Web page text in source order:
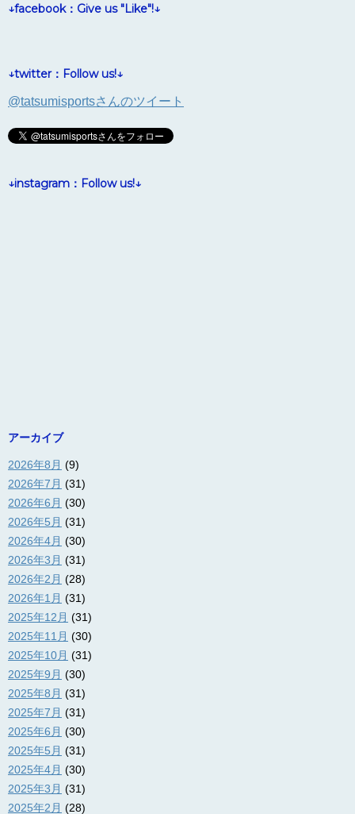
↓facebook：Give us "Like"!↓
↓twitter：Follow us!↓
@tatsumisportsさんのツイート
↓instagram：Follow us!↓
アーカイブ
2026年8月 (9)
2026年7月 (31)
2026年6月 (30)
2026年5月 (31)
2026年4月 (30)
2026年3月 (31)
2026年2月 (28)
2026年1月 (31)
2025年12月 (31)
2025年11月 (30)
2025年10月 (31)
2025年9月 (30)
2025年8月 (31)
2025年7月 (31)
2025年6月 (30)
2025年5月 (31)
2025年4月 (30)
2025年3月 (31)
2025年2月 (28)